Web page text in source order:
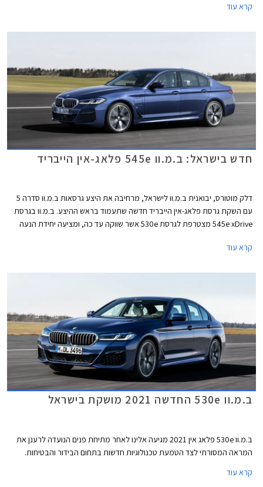
הדור החדש של ב.מ.וו סדרה 5 נחשף כמעט במקביל למתחרה הנצחית מרצדס
לאאודי A6 על טהרת ההנעה החשמלית.
קרא עוד
חדש בישראל: ב.מ.וו 545e פלאג-אין הייבריד
דלק מוטורס, יבואנית ב.מ.וו לישראל, מרחיבה את היצע גרסאות ב.מ.וו סדרה 5
עם השקת גרסת פלאג-אין הייבריד חדשה שתעמוד בראש ההיצע. ב.מ.וו בגרסת
545e xDrive מצטרפת לגרסת 530e אשר שווקה עד כה, ומציעה יחידת הנעה
קרא עוד
ב.מ.וו 530e החדשה 2021 מושקת בישראל
ב.מ.וו 530e פלאג אין 2021 מגיעה אלינו לאחר מתיחת פנים הנועדה לרענן את
המראה המסורתי לצד הטמעת טכנולוגיות חדשות בתחום הבידור והבטיחות.
קרא עוד